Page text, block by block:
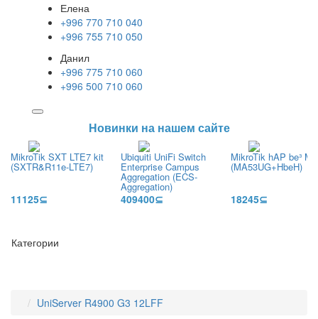
Елена
+996 770 710 040
+996 755 710 050
Данил
+996 775 710 060
+996 500 710 060
Новинки на нашем сайте
MikroTik SXT LTE7 kit
(SXTR&R11e-LTE7)
11125⊆
Ubiquiti UniFi Switch
Enterprise Campus
Aggregation (ECS-
Aggregation)
409400⊆
MikroTik hAP be³
(MA53UG+HbeH)
18245⊆
Категории
UniServer R4900 G3 12LFF